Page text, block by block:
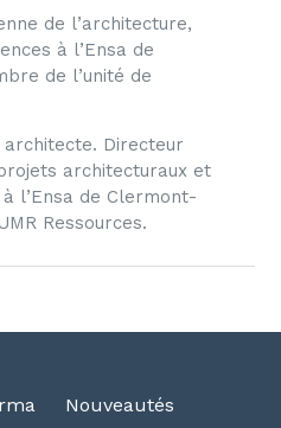
de l’architecture,
à l’Ensa de
de l’unité de
architecte. Directeur
architecturaux et
l’Ensa de Clermont-
Ressources.
Nouveautés